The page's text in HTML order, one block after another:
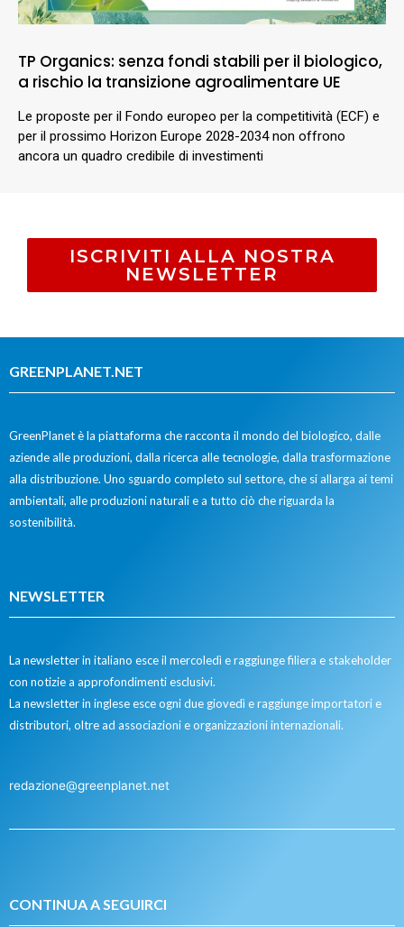
TP Organics: senza fondi stabili per il biologico,
a rischio la transizione agroalimentare UE
Le proposte per il Fondo europeo per la competitività (ECF) e
per il prossimo Horizon Europe 2028-2034 non offrono
ancora un quadro credibile di investimenti
ISCRIVITI ALLA NOSTRA
NEWSLETTER
GREENPLANET.NET
GreenPlanet è la piattaforma che racconta il mondo del biologico, dalle
aziende alle produzioni, dalla ricerca alle tecnologie, dalla trasformazione
alla distribuzione. Uno sguardo completo sul settore, che si allarga ai temi
ambientali, alle produzioni naturali e a tutto ciò che riguarda la
sostenibilità.
NEWSLETTER
La newsletter in italiano esce il mercoledì e raggiunge filiera e stakeholder
con notizie a approfondimenti esclusivi.
La newsletter in inglese esce ogni due giovedì e raggiunge importatori e
distributori, oltre ad associazioni e organizzazioni internazionali.
redazione@greenplanet.net
CONTINUA A SEGUIRCI